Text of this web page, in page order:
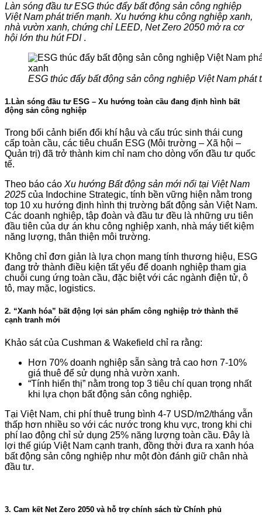
Làn sóng đầu tư ESG thúc đẩy bất động sản công nghiệp
Việt Nam phát triển mạnh. Xu hướng khu công nghiệp xanh,
nhà vườn xanh, chứng chỉ LEED, Net Zero 2050 mở ra cơ
hội lớn thu hút FDI.
ESG thúc đẩy bất động sản công nghiệp Việt Nam phát
1.Làn sóng đầu tư ESG – Xu hướng toàn cầu đang định hình bất
động sản công nghiệp
Trong bối cảnh biến đổi khí hậu và cấu trúc sinh thái cung
cấp toàn cầu, các tiêu chuẩn ESG (Môi trường – Xã hội –
Quản trị) đã trở thành kim chỉ nam cho dòng vốn đầu tư quốc
tế.
Theo báo cáo Xu hướng Bất động sản mới nổi tại Việt Nam
2025 của Indochine Strategic, tính bền vững hiện nằm trong
top 10 xu hướng định hình thị trường bất động sản Việt Nam.
Các doanh nghiệp, tập đoàn và đầu tư đều là những ưu tiên
đầu tiên của dự án khu công nghiệp xanh, nhà máy tiết kiệm
năng lượng, thân thiện môi trường.
Không chỉ đơn giản là lựa chọn mang tính thương hiệu, ESG
đang trở thành điều kiện tất yếu để doanh nghiệp tham gia
chuỗi cung ứng toàn cầu, đặc biệt với các ngành điện tử, ô
tô, may mặc, logistics.
2. “Xanh hóa” bất động lợi sản phẩm công nghiệp trở thành thế
cạnh tranh mới
Khảo sát của Cushman & Wakefield chỉ ra rằng:
Hơn 70% doanh nghiệp sẵn sàng trả cao hơn 7-10%
giá thuê để sử dụng nhà vườn xanh.
“Tính hiển thị” nằm trong top 3 tiêu chí quan trọng nhất
khi lựa chọn bất động sản công nghiệp.
Tại Việt Nam, chi phí thuê trung bình 4-7 USD/m2/tháng vẫn
thấp hơn nhiều so với các nước trong khu vực, trong khi chi
phí lao động chỉ sử dụng 25% năng lượng toàn cầu. Đây là
lợi thế giúp Việt Nam cạnh tranh, đồng thời đưa ra xanh hóa
bất động sản công nghiệp như một đòn đánh giữ chân nhà
đầu tư.
3. Cam kết Net Zero 2050 và hỗ trợ chính sách từ Chính phủ